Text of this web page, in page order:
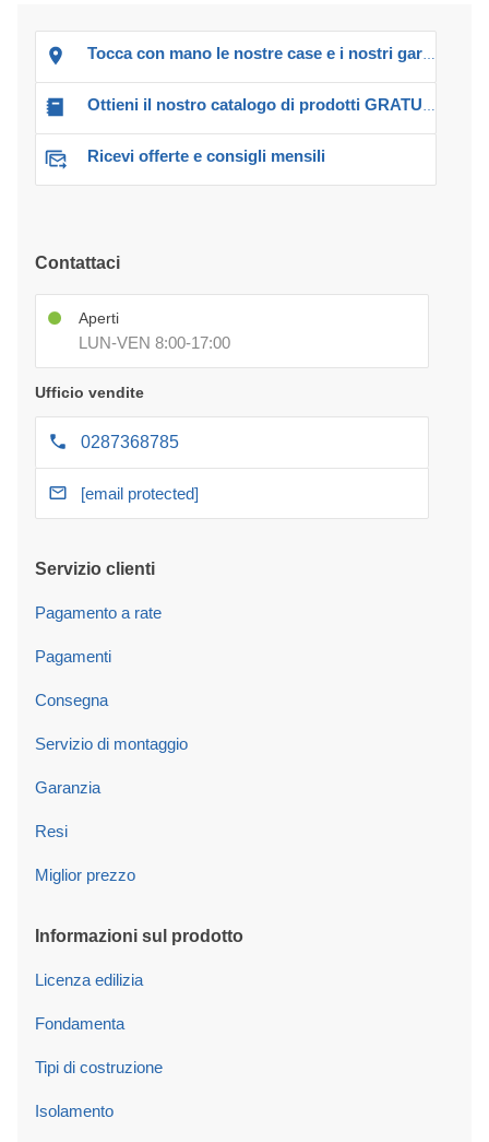
Tocca con mano le nostre case e i nostri garage!
Ottieni il nostro catalogo di prodotti GRATUITO!
Ricevi offerte e consigli mensili
Contattaci
Aperti
LUN-VEN 8:00-17:00
Ufficio vendite
0287368785
[email protected]
Servizio clienti
Pagamento a rate
Pagamenti
Consegna
Servizio di montaggio
Garanzia
Resi
Miglior prezzo
Informazioni sul prodotto
Licenza edilizia
Fondamenta
Tipi di costruzione
Isolamento